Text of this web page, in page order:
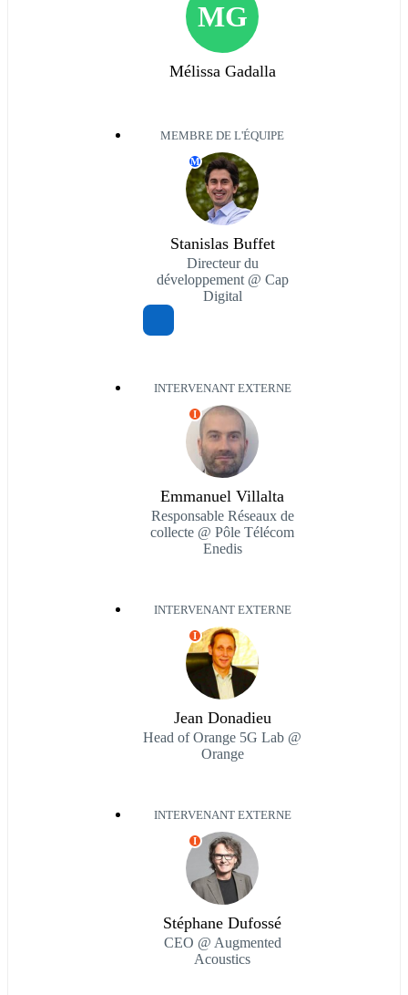
MG
Mélissa Gadalla
MEMBRE DE L'ÉQUIPE
M
Stanislas Buffet
Directeur du
développement @ Cap
Digital
INTERVENANT EXTERNE
I
Emmanuel Villalta
Responsable Réseaux de
collecte @ Pôle Télécom
Enedis
INTERVENANT EXTERNE
I
Jean Donadieu
Head of Orange 5G Lab @
Orange
INTERVENANT EXTERNE
I
Stéphane Dufossé
CEO @ Augmented
Acoustics